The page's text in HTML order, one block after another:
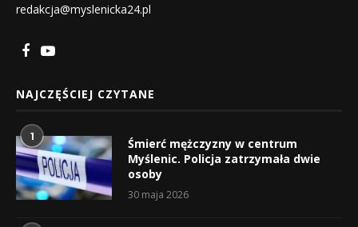
redakcja@myslenicka24.pl
NAJCZĘŚCIEJ CZYTANE
1
Śmierć mężczyzny w centrum
Myślenic. Policja zatrzymała dwie
osoby
30 maja 2026